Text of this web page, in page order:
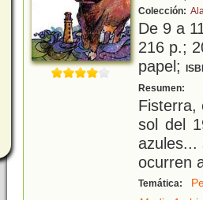
Colección:
De 9 a
216 p.;
papel;
Resumen:
Fisterra,
sol del
azules...
ocurren
Temática: